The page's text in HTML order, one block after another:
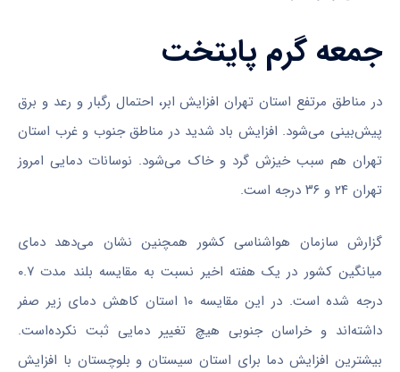
جمعه گرم پایتخت
در مناطق مرتفع استان تهران افزایش ابر، احتمال رگبار و رعد و برق
پیش‌بینی می‌شود. افزایش باد شدید در مناطق جنوب و غرب استان
تهران هم سبب خیزش گرد و خاک می‌شود. نوسانات دمایی امروز
تهران ۲۴ و ۳۶ درجه است.
گزارش سازمان هواشناسی کشور همچنین نشان می‌دهد دمای
میانگین کشور در یک هفته اخیر نسبت به مقایسه بلند مدت ۰.۷
درجه شده است. در این مقایسه ۱۰ استان کاهش دمای زیر صفر
داشته‌اند و خراسان جنوبی هیچ تغییر دمایی ثبت نکرده‌است.
بیشترین افزایش دما برای استان سیستان و بلوچستان با افزایش